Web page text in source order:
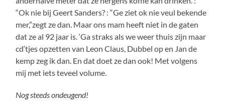
“Ok nie bij Geert Sanders? : “Ge ziet ok nie veul bekende
mer,”zegt ze dan. Maar ons mam heeft niet in de gaten
dat ze al 92 jaar is. ‘Ga straks als we weer thuis zijn maar
cd‘tjes opzetten van Leon Claus, Dubbel op en Jan de
kemp zeg ik dan. En dat doet ze dan ook! Met volgens
mij met iets teveel volume.
Nog steeds ondeugend!